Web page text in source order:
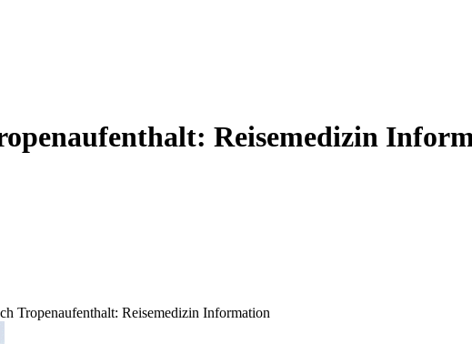
Reisemedizin
Tropenaufenthalt: Reisemedizin Information